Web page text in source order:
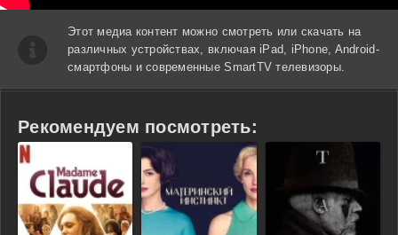
Этот медиа контент можно смотреть или скачать на
различных устройствах, включая iPad, iPhone, Android-
смартфоны и современные SmartTV телевизоры.
Рекомендуем посмотреть: